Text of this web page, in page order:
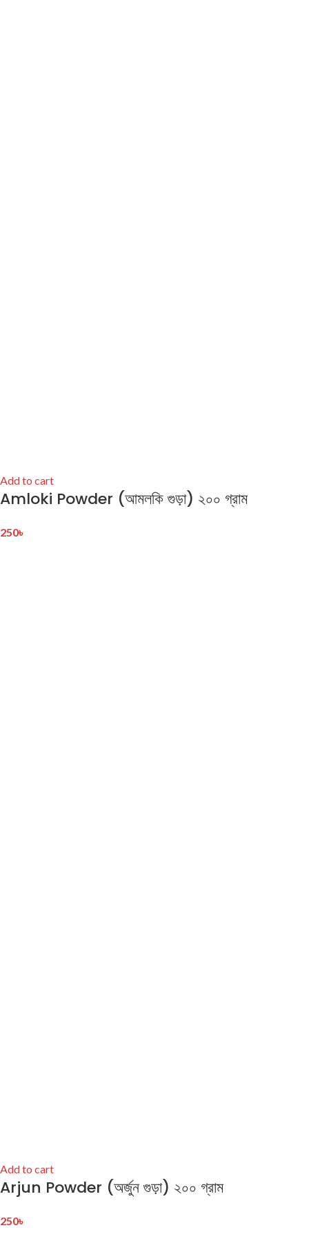
Add to cart
Amloki Powder (আমলকি গুড়া) ২০০ গ্রাম
250৳
Add to cart
Arjun Powder (অর্জুন গুড়া) ২০০ গ্রাম
250৳